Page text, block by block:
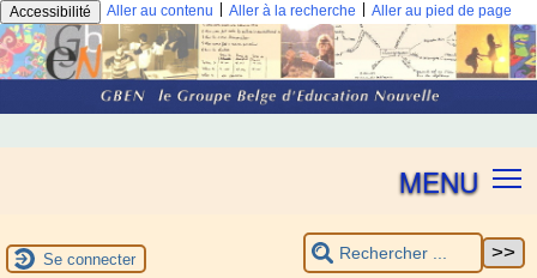
Accessibilité Aller au contenu Aller à la recherche Aller au pied de page
MENU
Se connecter